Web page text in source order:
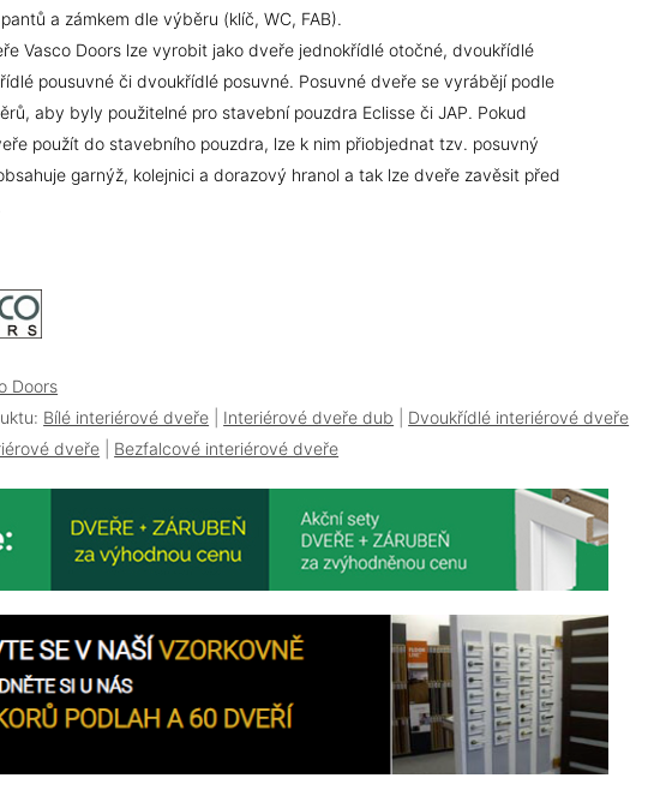
a zámkem dle výběru (klíč, WC, FAB).
Vasco Doors lze vyrobit jako dveře jednokřídlé otočné, dvoukřídlé
pousuvné či dvoukřídlé posuvné. Posuvné dveře se vyrábějí podle
aby byly použitelné pro stavební pouzdra Eclisse či JAP. Pokud
použít do stavebního pouzdra, lze k nim přiobjednat tzv. posuvný
garnýž, kolejnici a dorazový hranol a tak lze dveře zavěsit před
Doors
Bílé interiérové dveře Interiérové dveře dub
Dvoukřídlé interiérové dveře
dveře Bezfalcové interiérové dveře